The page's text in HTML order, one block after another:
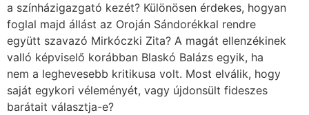
a színházigazgató kezét? Különösen érdekes, hogyan
foglal majd állást az Oroján Sándorékkal rendre
együtt szavazó Mirkóczki Zita? A magát ellenzékinek
valló képviselő korábban Blaskó Balázs egyik, ha
nem a leghevesebb kritikusa volt. Most elválik, hogy
saját egykori véleményét, vagy újdonsült fideszes
barátait választja-e?